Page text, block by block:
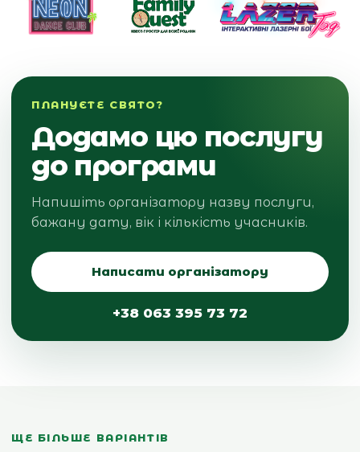
ПЛАНУЄТЕ СВЯТО?
Додамо цю послугу
до програми
Напишіть організатору назву послуги,
бажану дату, вік і кількість учасників.
Написати організатору
+38 063 395 73 72
ЩЕ БІЛЬШЕ ВАРІАНТІВ